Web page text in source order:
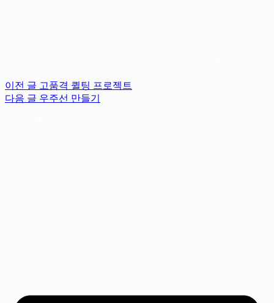
이전 글 고품격 퀼팅 프로젝트
다음 글 우주선 만들기